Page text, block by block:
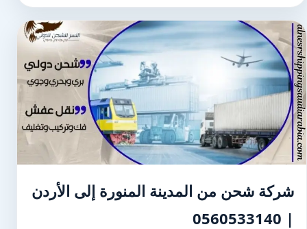
شركة شحن من المدينة المنورة إلى الأردن
| 0560533140